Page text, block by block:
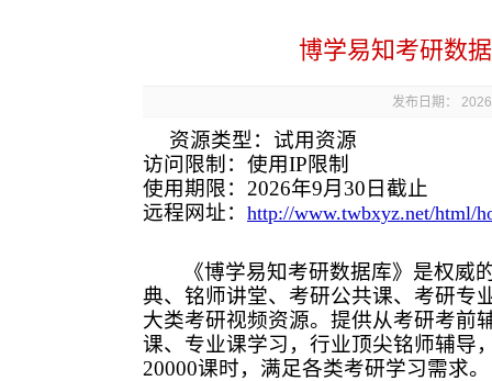
博学易知考研数
发布日期：
资源类型：试用资源
访问限制：使用IP限制
使用期限： 2026年9月30日 截止
远程网址： http://www.twbxyz.net/html/
《博学易知考研数据库》是权
典、铭师讲堂、考研公共课、考研专
大类考研视频资源。提供从考研考前
课、专业课学习，行业顶尖铭师辅导
20000课时，满足各类考研学习需求。